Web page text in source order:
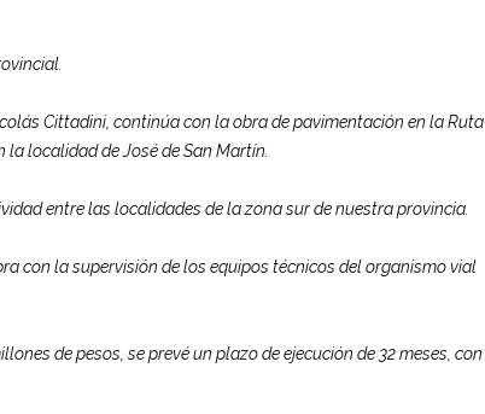
Cittadini, continúa con la obra de pavimentación en la Ruta
la localidad de José de San Martín.
entre las localidades de la zona sur de nuestra provincia.
con la supervisión de los equipos técnicos del organismo vial
de pesos, se prevé un plazo de ejecución de 32 meses, con